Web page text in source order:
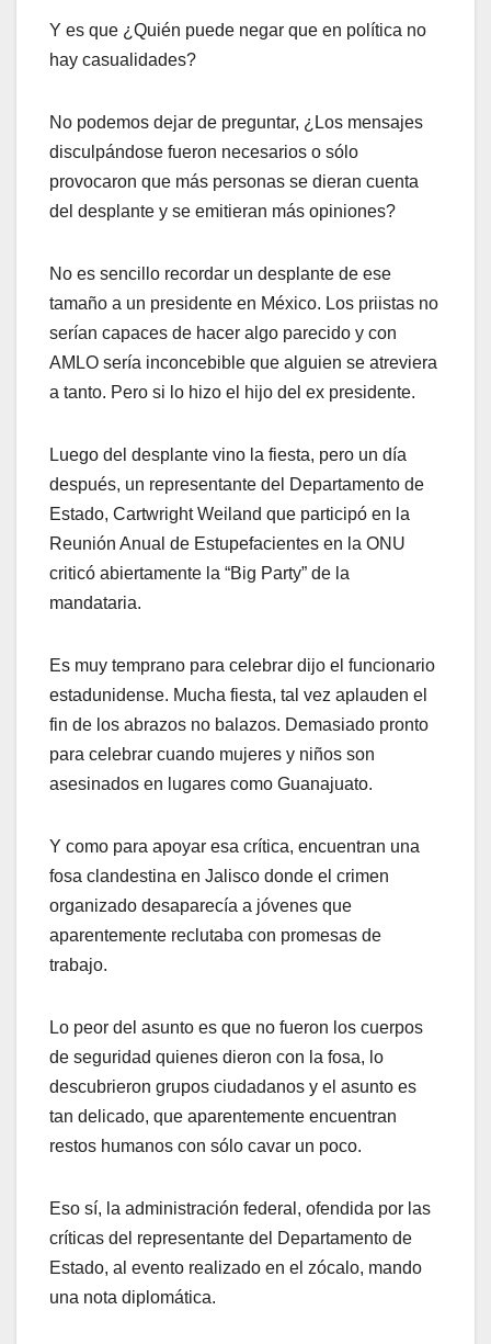
Y es que ¿Quién puede negar que en política no
hay casualidades?
No podemos dejar de preguntar, ¿Los mensajes
disculpándose fueron necesarios o sólo
provocaron que más personas se dieran cuenta
del desplante y se emitieran más opiniones?
No es sencillo recordar un desplante de ese
tamaño a un presidente en México. Los priistas no
serían capaces de hacer algo parecido y con
AMLO sería inconcebible que alguien se atreviera
a tanto. Pero si lo hizo el hijo del ex presidente.
Luego del desplante vino la fiesta, pero un día
después, un representante del Departamento de
Estado, Cartwright Weiland que participó en la
Reunión Anual de Estupefacientes en la ONU
criticó abiertamente la “Big Party” de la
mandataria.
Es muy temprano para celebrar dijo el funcionario
estadunidense. Mucha fiesta, tal vez aplauden el
fin de los abrazos no balazos. Demasiado pronto
para celebrar cuando mujeres y niños son
asesinados en lugares como Guanajuato.
Y como para apoyar esa crítica, encuentran una
fosa clandestina en Jalisco donde el crimen
organizado desaparecía a jóvenes que
aparentemente reclutaba con promesas de
trabajo.
Lo peor del asunto es que no fueron los cuerpos
de seguridad quienes dieron con la fosa, lo
descubrieron grupos ciudadanos y el asunto es
tan delicado, que aparentemente encuentran
restos humanos con sólo cavar un poco.
Eso sí, la administración federal, ofendida por las
críticas del representante del Departamento de
Estado, al evento realizado en el zócalo, mando
una nota diplomática.